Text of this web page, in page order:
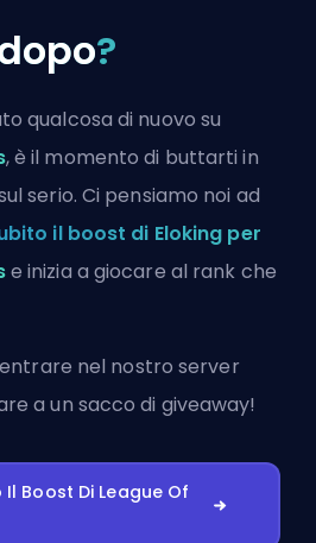
?
qualcosa di nuovo su
, è il momento di buttarti in
serio. Ci pensiamo noi ad
il boost di Eloking per
e inizia a giocare al rank che
entrare nel nostro server
a un sacco di giveaway!
Boost Di League Of